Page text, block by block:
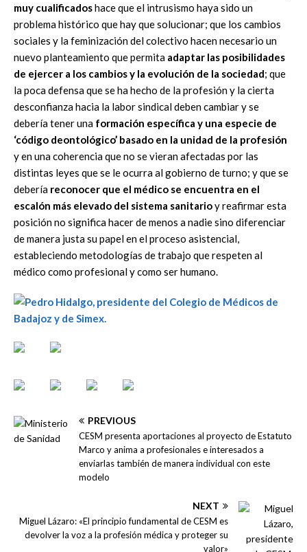
muy cualificadoshace que el intrusismo haya sido un
problema histórico que hay que solucionar; que los cambios
sociales y la feminización del colectivo hacen necesario un
nuevo planteamiento que permita adaptar las posibilidades
de ejercer a los cambios y la evolución de la sociedad; que
la poca defensa que se ha hecho de la profesión y la cierta
desconfianza hacia la labor sindical deben cambiar y se
debería tener una formación específica y una especie de
‘código deontológico’ basado en la unidad de la profesión
y en una coherencia que no se vieran afectadas por las
distintas leyes que se le ocurra al gobierno de turno; y que se
debería reconocer que el médico se encuentra en el
escalón más elevado del sistema sanitarioy reafirmar esta
posición no significa hacer de menos a nadie sino diferenciar
de manera justa su papel en el proceso asistencial,
estableciendo metodologías de trabajo que respeten al
médico como profesional y como ser humano.
PREVIOUS
CESM presenta aportaciones al proyecto de Estatuto
Marco y anima a profesionales e interesados a
enviarlas también de manera individual con este
modelo
NEXT
Miguel Lázaro: «El principio fundamental de CESM es
devolver la voz a la profesión médica y proteger su
valor»